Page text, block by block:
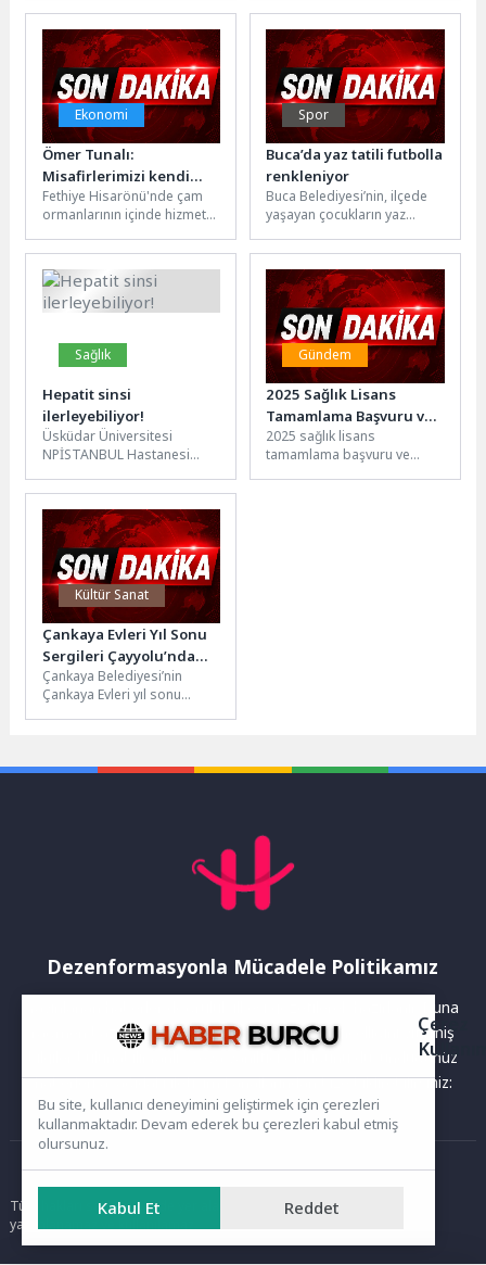
başlıyor. İki hafta boyunca
ilçenin 35 farklı...
düzenlediği Uluslararası
İzmir Körfez Konferansı,
ikinci gününde dünyanın
önde...
Ekonomi
Ömer Tunalı:
Misafirlerimizi kendi
evimize gelmiş gibi
ağırlıyoruz
Fethiye Hisarönü'nde çam
ormanlarının içinde hizmet
Village'ın ikinci kuşak
işletmecisi Ömer...
Spor
Buca’da yaz tatili futbolla
renkleniyor
Buca Belediyesi’nin, ilçede
yaşayan çocukların yaz
geçirmesi amacıyla
düzenlendiği ücretsiz
futbol...
Sağlık
Hepatit sinsi
ilerleyebiliyor!
Üsküdar Üniversitesi
NPİSTANBUL Hastanesi
Klinik Mikrobiyoloji Uzmanı
Dr. Dilek Leyla Mamçu,
hepatitin...
Gündem
2025 Sağlık Lisans
Tamamlama Başvuru ve
Tercih İşlemleri
2025 sağlık lisans
tamamlama başvuru ve
Kültür Sanat
Çankaya Evleri Yıl Sonu
Sergileri Çayyolu’nda
ziyaretçilerle buluştu
Çankaya Belediyesi’nin
Çankaya Evleri yıl sonu
Dezenformasyonla Mücadele Politikamız
Yayınlanan haberler doğruluk ilkesi gözetilerek hazırlanır. Buna
rağmen bazı içeriklerde eksik, hatalı veya güncelliğini yitirmiş
bilgiler bulunabilir.Yanlış veya yanıltıcı olduğunu düşündüğünüz
haberleri aşağıdaki iletişim kanallarından bize bildirebilirsiniz:
Ana Sayfa
Tüm hakları saklıdır. Sitede yer alan içerikler izinsiz kopyalanamaz,
yayımlanamaz ve kullanılamaz.
Çerez
Bu site, kullanıcı deneyimini geliştirmek için çerezleri
kullanmaktadır. Devam ederek bu çerezleri kabul etmiş
olursunuz.
Kabul Et Reddet